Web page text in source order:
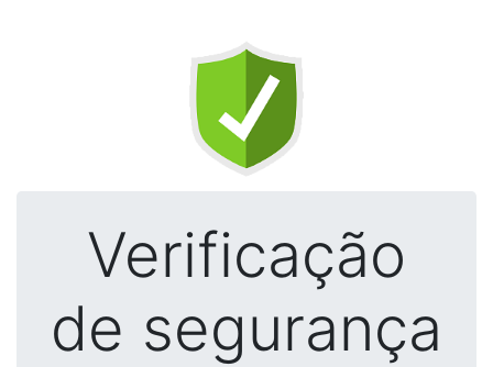
Verificação
de segurança